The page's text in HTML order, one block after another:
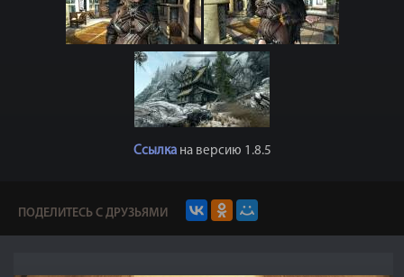
Ссылкана версию 1.8.5
ПОДЕЛИТЕСЬ С ДРУЗЬЯМИ